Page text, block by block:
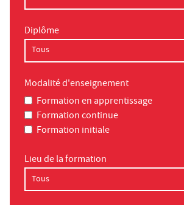
Diplôme
Modalité d'enseignement
Formation en apprentissage
Formation continue
Formation initiale
Lieu de la formation